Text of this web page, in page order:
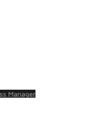
Manager